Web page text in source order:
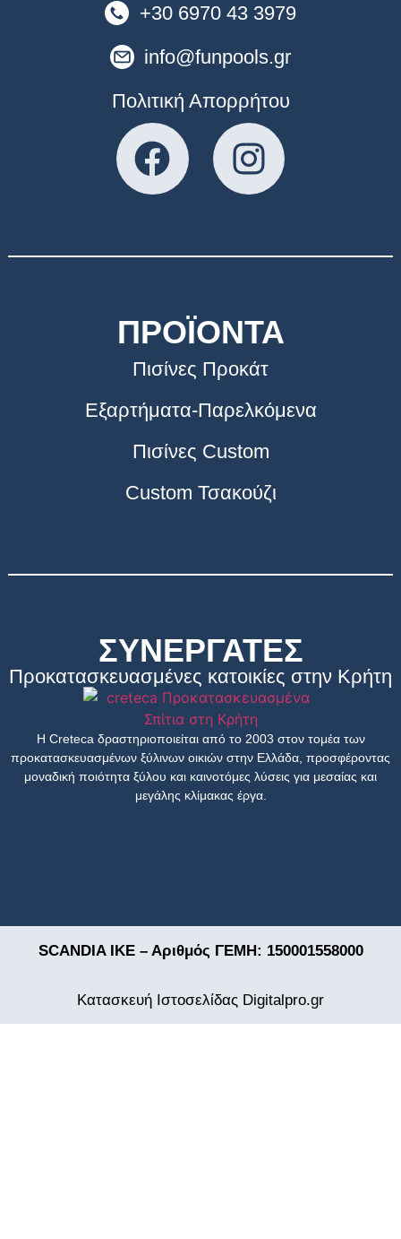
+30 6970 43 3979
info@funpools.gr
Πολιτική Απορρήτου
ΠΡΟΪΟΝΤΑ
Πισίνες Προκάτ
Εξαρτήματα-Παρελκόμενα
Πισίνες Custom
Custom Τσακούζι
ΣΥΝΕΡΓΑΤΕΣ
Προκατασκευασμένες κατοικίες στην Κρήτη
Η Creteca δραστηριοποιείται από το 2003 στον τομέα των
προκατασκευασμένων ξύλινων οικιών στην Ελλάδα, προσφέροντας
μοναδική ποιότητα ξύλου και καινοτόμες λύσεις για μεσαίας και
μεγάλης κλίμακας έργα.
SCANDIA ΙΚΕ – Αριθμός ΓΕΜΗ: 150001558000
Κατασκευή Ιστοσελίδας Digitalpro.gr